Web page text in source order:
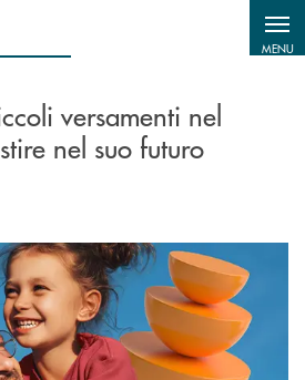
MENU
versamenti nel
nel suo futuro